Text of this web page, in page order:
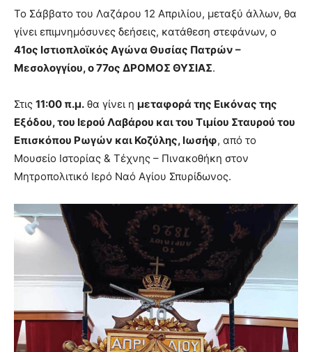
Το Σάββατο του Λαζάρου 12 Απριλίου, μεταξύ άλλων, θα
γίνει επιμνημόσυνες δεήσεις, κατάθεση στεφάνων, ο
41ος Ιστιοπλοϊκός Αγώνα Θυσίας Πατρών –
Μεσολογγίου, ο 77ος ΔΡΟΜΟΣ ΘΥΣΙΑΣ.
Στις 11:00 π.μ. θα γίνει η μεταφορά της Εικόνας της
Εξόδου, του Ιερού Λαβάρου και του Τιμίου Σταυρού του
Επισκόπου Ρωγών και Κοζύλης, Ιωσήφ, από το
Μουσείο Ιστορίας & Τέχνης – Πινακοθήκη στον
Μητροπολιτικό Ιερό Ναό Αγίου Σπυρίδωνος.